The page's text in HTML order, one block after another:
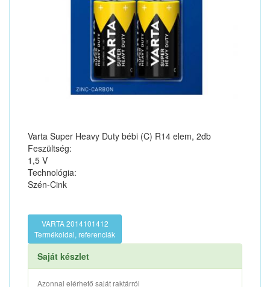
Varta Super Heavy Duty bébi (C) R14 elem, 2db
Feszültség:
1,5 V
Technológia:
Szén-Cink
VARTA 2014101412
Termékoldal, referenciák
Saját készlet
Azonnal elérhető saját raktárról